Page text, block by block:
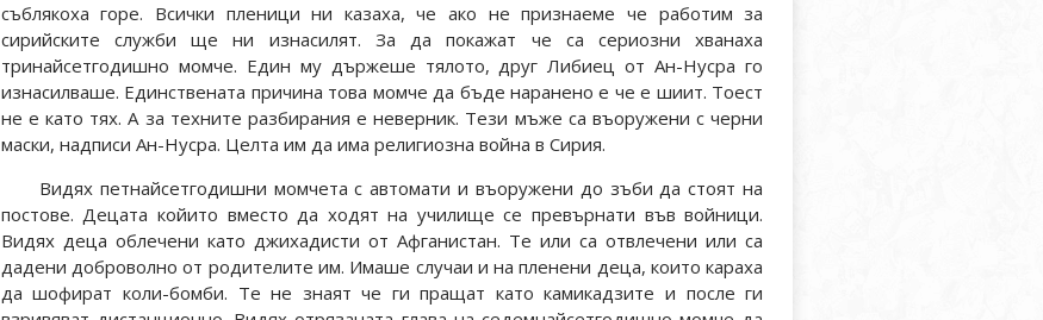
съблякоха горе. Всички пленици ни казаха, че ако не признаеме че работим за
сирийските служби ще ни изнасилят. За да покажат че са сериозни хванаха
тринайсетгодишно момче. Един му държеше тялото, друг Либиец от Ан-Нусра го
изнасилваше. Единствената причина това момче да бъде наранено е че е шиит. Тоест
не е като тях. А за техните разбирания е неверник. Тези мъже са въоружени с черни
маски, надписи Ан-Нусра. Целта им да има религиозна война в Сирия.
Видях петнайсетгодишни момчета с автомати и въоружени до зъби да стоят на
постове. Децата койито вместо да ходят на училище се превърнати във войници.
Видях деца облечени като джихадисти от Афганистан. Те или са отвлечени или са
дадени доброволно от родителите им. Имаше случаи и на пленени деца, които караха
да шофират коли-бомби. Те не знаят че ги пращат като камикадзите и после ги